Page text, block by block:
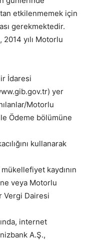
etkilenmemek için
gerekmektedir.
yılı Motorlu
İdaresi
yer
Motorlu
Ödeme bölümüne
kullanarak
kaydının
veya Motorlu
Vergi Dairesi
internet
A.Ş.,